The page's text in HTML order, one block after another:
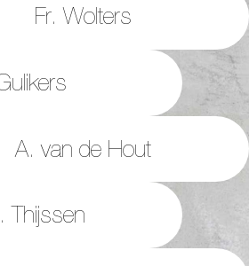
Fr. Wolters
A. van de Hout
Thijssen